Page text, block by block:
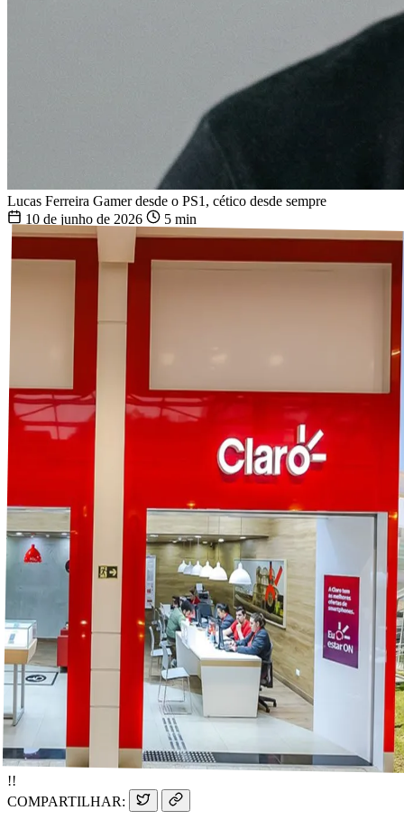
Lucas Ferreira Gamer desde o PS1, cético desde sempre
10 de junho de 2026
5 min
!!
COMPARTILHAR: